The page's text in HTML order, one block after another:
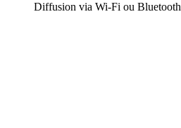
Diffusion via Wi-Fi ou Bluetooth